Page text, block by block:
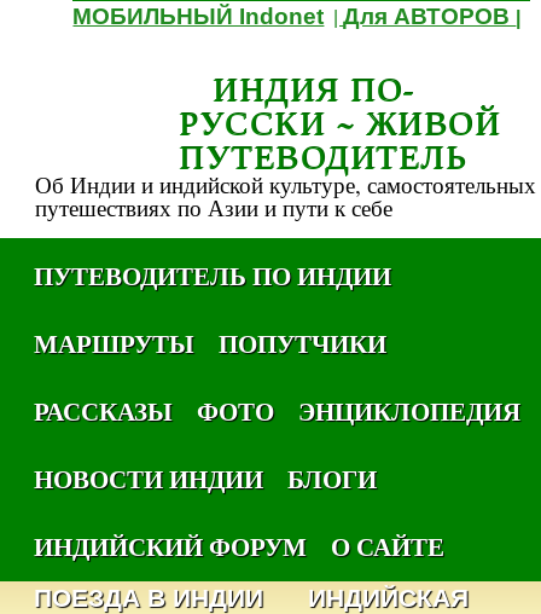
МОБИЛЬНЫЙ Indonet |Для АВТОРОВ
ИНДИЯ ПО-
РУССКИ ~ ЖИВОЙ
ПУТЕВОДИТЕЛЬ
Об Индии и индийской культуре, самостоятельных
путешествиях по Азии и пути к себе
ПУТЕВОДИТЕЛЬ ПО ИНДИИ
МАРШРУТЫ
ПОПУТЧИКИ
РАССКАЗЫ
ФОТО
ЭНЦИКЛОПЕДИЯ
НОВОСТИ ИНДИИ
БЛОГИ
ИНДИЙСКИЙ ФОРУМ
О САЙТЕ
ПОЕЗДА В ИНДИИ
ИНДИЙСКАЯ